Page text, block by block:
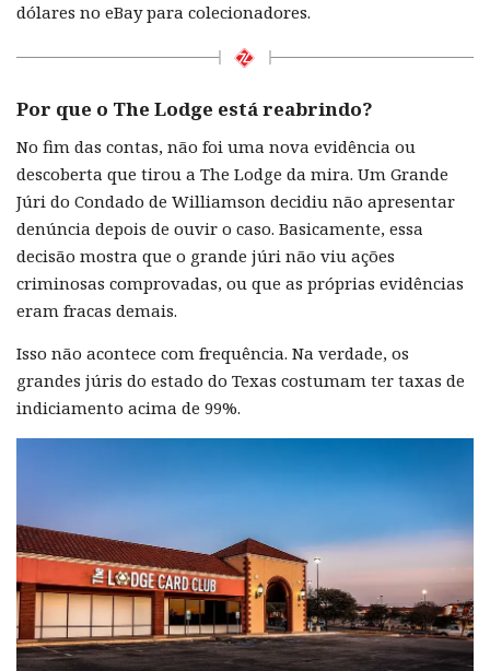
dólares no eBay para colecionadores.
Por que o The Lodge está reabrindo?
No fim das contas, não foi uma nova evidência ou
descoberta que tirou a The Lodge da mira. Um Grande
Júri do Condado de Williamson decidiu não apresentar
denúncia depois de ouvir o caso. Basicamente, essa
decisão mostra que o grande júri não viu ações
criminosas comprovadas, ou que as próprias evidências
eram fracas demais.
Isso não acontece com frequência. Na verdade, os
grandes júris do estado do Texas costumam ter taxas de
indiciamento acima de 99%.